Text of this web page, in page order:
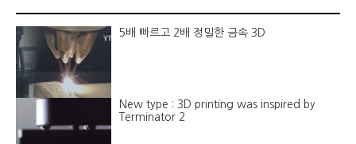
5배 빠르고 2배 정밀한 금속 3D
New type : 3D printing was inspired by
Terminator 2